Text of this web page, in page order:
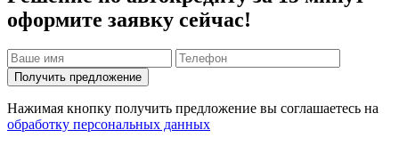
оформите заявку сейчас!
Получить предложение
Нажимая кнопку получить предложение вы соглашаетесь на
обработку персональных данных